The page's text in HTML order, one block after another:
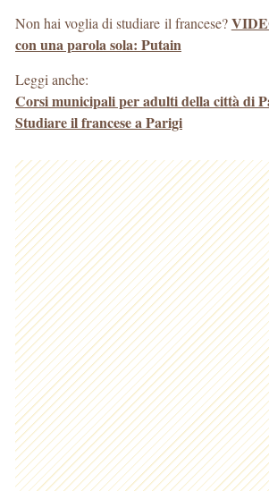
Non hai voglia di studiare il francese?
con una parola sola: Putain
Leggi anche:
Corsi municipali per adulti della città di
Studiare il francese a Parigi